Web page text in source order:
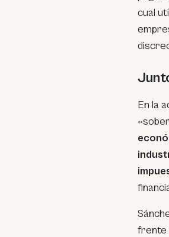
cual
En la
frente